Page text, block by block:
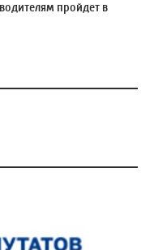
пройдет в